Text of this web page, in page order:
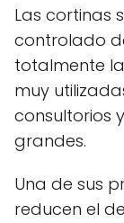
Las cortinas
controlado
totalmente
muy
consultorios
grandes.
Una de sus
reducen el